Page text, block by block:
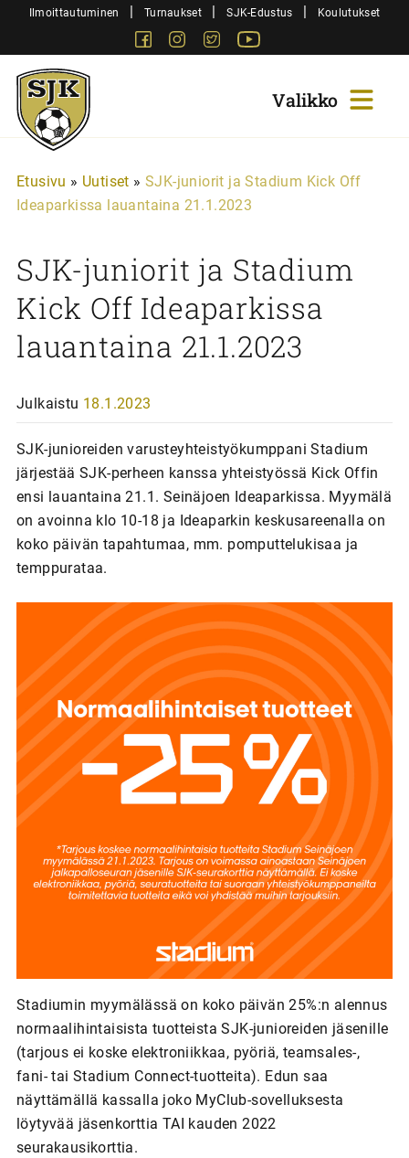
SiirryIlmoittautuminen | Turnaukset | SJK-Edustus | Koulutukset
FacebookInstagram
Twitter
Sjk-
Juniorit
Etusivu » Uutiset » SJK-juniorit ja Stadium Kick Off
Ideaparkissa lauantaina 21.1.2023
SJK-juniorit ja Stadium
Kick Off Ideaparkissa
lauantaina 21.1.2023
Julkaistu 18.1.2023
SJK-junioreiden varusteyhteistyökumppani Stadium
järjestää SJK-perheen kanssa yhteistyössä Kick Offin
ensi lauantaina 21.1. Seinäjoen Ideaparkissa. Myymälä
on avoinna klo 10-18 ja Ideaparkin keskusareenalla on
koko päivän tapahtumaa, mm. pomputtelukisaa ja
temppurataa.
Stadiumin myymälässä on koko päivän 25%:n alennus
normaalihintaisista tuotteista SJK-junioreiden jäsenille
(tarjous ei koske elektroniikkaa, pyöriä, teamsales-,
fani- tai Stadium Connect-tuotteita). Edun saa
näyttämällä kassalla joko MyClub-sovelluksesta
löytyvää jäsenkorttia TAI kauden 2022
seurakausikorttia.